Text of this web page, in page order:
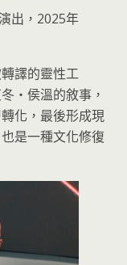
出，2025年
譯的靈性工
・侯溫的敘事，
化，最後形成現
是一種文化修復